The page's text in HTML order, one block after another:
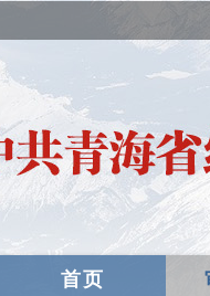
首页